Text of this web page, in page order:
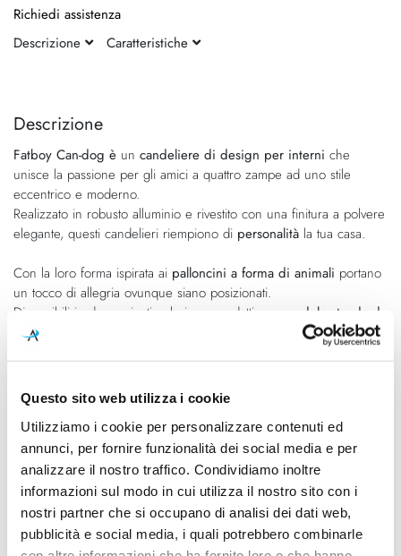
Questo sito web utilizza i cookie
Utilizziamo i cookie per personalizzare contenuti ed
annunci, per fornire funzionalità dei social media e per
analizzare il nostro traffico. Condividiamo inoltre
informazioni sul modo in cui utilizza il nostro sito con i
nostri partner che si occupano di analisi dei dati web,
pubblicità e social media, i quali potrebbero combinarle
fine
galleria
di
immagini
della
di
immagini
Descrizione
Fatboy Can-dog è un candeliere di design per interni che
unisce la passione per gli amici a quattro zampe ad uno stile
eccentrico e moderno.
Realizzato in robusto alluminio e rivestito con una finitura a polvere
elegante, questi candelieri riempiono di personalità la tua casa.
Con la loro forma ispirata ai palloncini a forma di animali portano
un tocco di allegria ovunque siano posizionati.
Disponibili in due varianti colori, sono adatti per
candele standard
fino a22 mm
non usare mai oggetti appuntiti per rimuovere la cera.
Perfetti per chi ama ildesign stravagantee gli arredi sofisticati.
Sono ilregalo idealeper gli amici, per le feste Natalizie o
semplicemente per regalarsi un po’ di calore e compagnia.
Caratteristiche
Richiedi assistenza
Descrizione
Caratteristiche